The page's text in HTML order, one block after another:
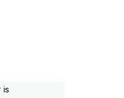
is